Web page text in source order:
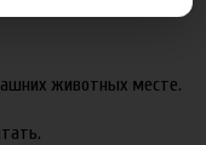
животных месте.